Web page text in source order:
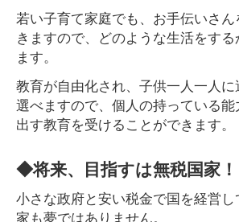
若い子育て家庭でも、お手伝いさ
きますので、どのような生活をする
ます。
教育が自由化され、子供一人一人
選べますので、個人の持っている
出す教育を受けることができます。
◆将来、目指すは無税国家！
小さな政府と安い税金で国を経営
家も夢ではありません。